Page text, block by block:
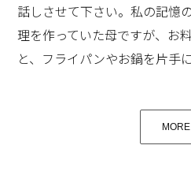
ブルの窓際の椅子に腰掛けて
した。
話しさせて下さい。私の記憶
理を作っていた母ですが、お
と、フライパンやお鍋を片手
MORE